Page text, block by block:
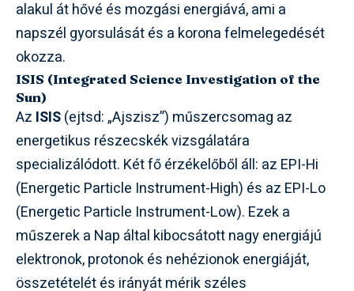
alakul át hővé és mozgási energiává, ami a
napszél gyorsulását és a korona felmelegedését
okozza.
ISIS (Integrated Science Investigation of the
Sun)
Az ISIS(ejtsd: „Ajszisz”) műszercsomag az
energetikus részecskék vizsgálatára
specializálódott. Két fő érzékelőből áll: az EPI-Hi
(Energetic Particle Instrument-High) és az EPI-Lo
(Energetic Particle Instrument-Low). Ezek a
műszerek a Nap által kibocsátott nagy energiájú
elektronok, protonok és nehézionok energiáját,
összetételét és irányát mérik széles